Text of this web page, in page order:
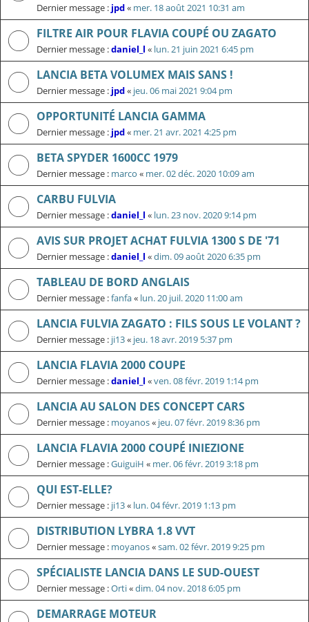
Dernier message : jpd« mer. 18 août 2021 10:31 am
FILTRE AIR POUR FLAVIA COUPÉ OU ZAGATO
Dernier message :daniel_l « lun. 21 juin 2021 6:45 pm
LANCIA BETA VOLUMEX MAIS SANS !
Dernier message : jpd« jeu. 06 mai 2021 9:04 pm
OPPORTUNITÉ LANCIA GAMMA
Dernier message : jpd« mer. 21 avr. 2021 4:25 pm
BETA SPYDER 1600CC 1979
Dernier message : marco « mer. 02 déc. 2020 10:09 am
CARBU FULVIA
Dernier message :daniel_l « lun. 23 nov. 2020 9:14 pm
AVIS SUR PROJET ACHAT FULVIA 1300 S DE '71
Dernier message :daniel_l «dim. 09 août 2020 6:35 pm
TABLEAU DE BORD ANGLAIS
Dernier message :fanfa« lun. 20 juil. 2020 11:00 am
LANCIA FULVIA ZAGATO : FILS SOUS LE VOLANT ?
Dernier message : ji13« jeu. 18 avr. 2019 5:37 pm
LANCIA FLAVIA 2000 COUPE
Dernier message :daniel_l «ven. 08 févr. 2019 1:14 pm
LANCIA AU SALON DES CONCEPT CARS
Dernier message : moyanos« jeu. 07 févr. 2019 8:36 pm
LANCIA FLAVIA 2000 COUPÉ INIEZIONE
Dernier message :GuiguiH « mer. 06 févr. 2019 3:18 pm
QUI EST-ELLE?
Dernier message : ji13« lun. 04 févr. 2019 1:13 pm
DISTRIBUTION LYBRA 1.8 VVT
Dernier message : moyanos«sam. 02 févr. 2019 9:25 pm
SPÉCIALISTE LANCIA DANS LE SUD-OUEST
Dernier message :Orti«dim. 04 nov. 2018 6:05 pm
DEMARRAGE MOTEUR